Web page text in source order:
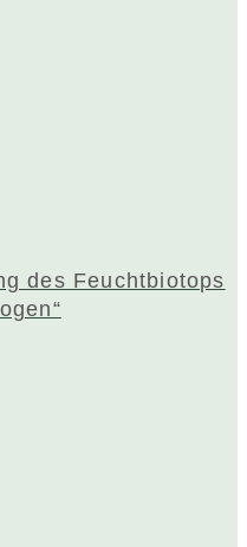
des Feuchtbiotops